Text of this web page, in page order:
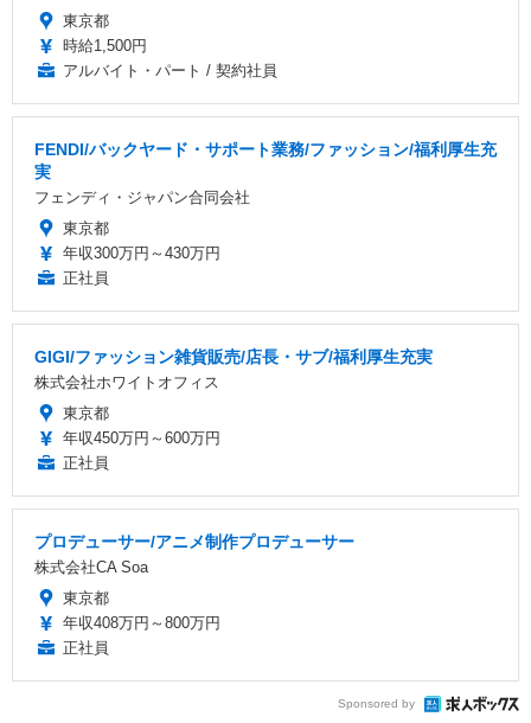
東京都
時給1,500円
アルバイト・パート / 契約社員
FENDI/バックヤード・サポート業務/ファッション/福利厚生充
実
フェンディ・ジャパン合同会社
東京都
年収300万円～430万円
正社員
GIGI/ファッション雑貨販売/店長・サブ/福利厚生充実
株式会社ホワイトオフィス
東京都
年収450万円～600万円
正社員
プロデューサー/アニメ制作プロデューサー
株式会社CA Soa
東京都
年収408万円～800万円
正社員
Sponsored by